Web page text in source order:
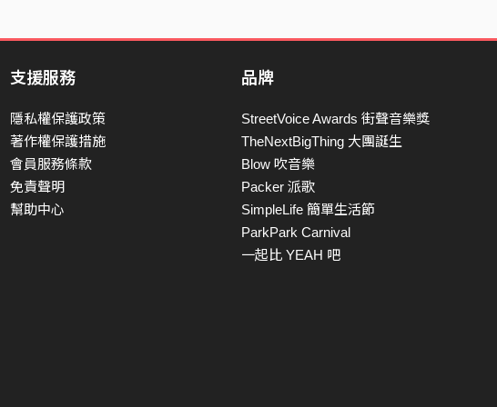
支援服務
隱私權保護政策
著作權保護措施
會員服務條款
免責聲明
幫助中心
品牌
StreetVoice Awards 街聲音樂獎
TheNextBigThing 大團誕生
Blow 吹音樂
Packer 派歌
SimpleLife 簡單生活節
ParkPark Carnival
一起比 YEAH 吧